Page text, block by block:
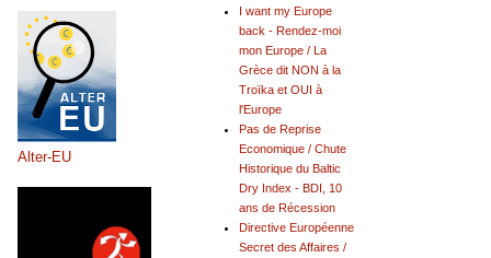
I want my Europe
back - Rendez-moi
mon Europe / La
Grèce dit NON à la
Troïka et OUI à
l'Europe
Pas de Reprise
Economique / Chute
Historique du Baltic
Dry Index - BDI, 10
ans de Récession
Directive Européenne
Secret des Affaires /
Alter-EU